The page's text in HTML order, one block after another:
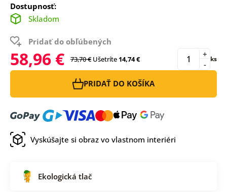
Dostupnosť:
Skladom
Pridať do obľúbených
58,96 € 73,70 € Ušetríte14,74 € -
+ ks
PRIDAŤ DO KOŠÍKA
Vyskúšajte si obraz vo vlastnom interiéri
Ekologická tlač